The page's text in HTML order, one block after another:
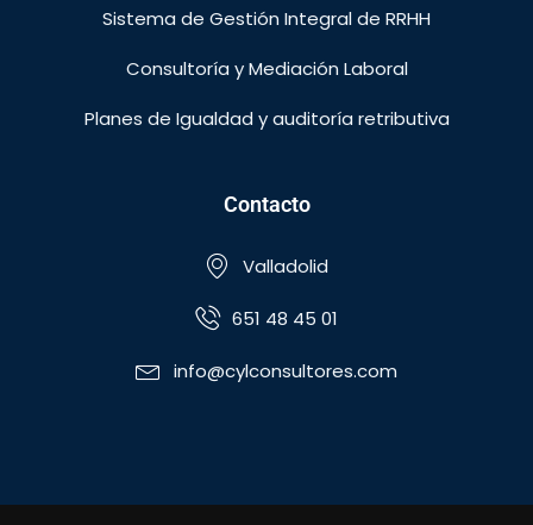
Sistema de Gestión Integral de RRHH
Consultoría y Mediación Laboral
Planes de Igualdad y auditoría retributiva
Contacto
Valladolid
651 48 45 01
info@cylconsultores.com